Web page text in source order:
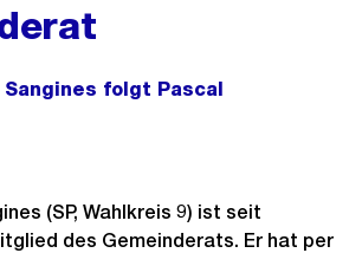
Sangines folgt Pascal
(SP, Wahlkreis 9) ist seit
des Gemeinderats. Er hat per